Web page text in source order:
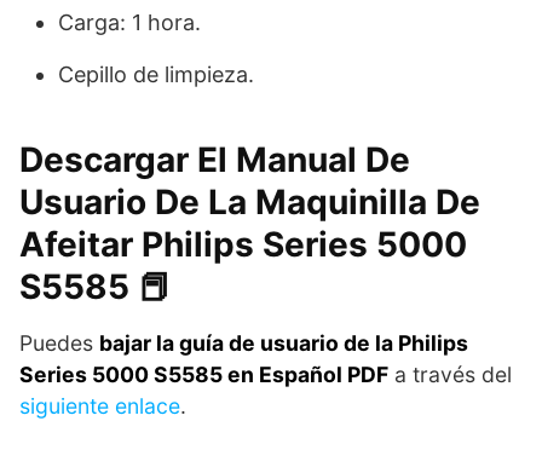
Carga: 1 hora.
Cepillo de limpieza.
Descargar El Manual De
Usuario De La Maquinilla De
Afeitar Philips Series 5000
S5585 📕
Puedes bajar la guía de usuario de la Philips
Series 5000 S5585 en Español PDF a través del
siguiente enlace.